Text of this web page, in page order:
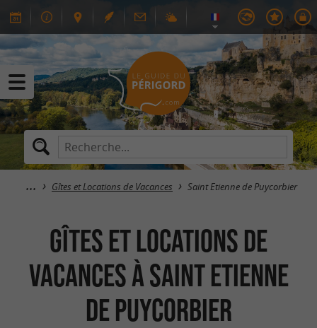
Gîtes et Locations de Vacances Saint Etienne de Puycorbier
Gîtes et Locations de
Vacances à Saint Etienne
de Puycorbier